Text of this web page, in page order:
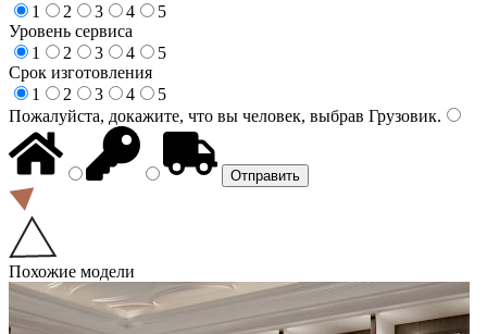
1
2 3 4
5
Уровень сервиса
1
2 3 4
5
Срок изготовления
1
2 3 4
5
Пожалуйста, докажите, что вы человек, выбрав Грузовик.
Похожие модели